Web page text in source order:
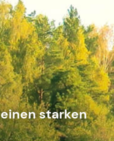
starken